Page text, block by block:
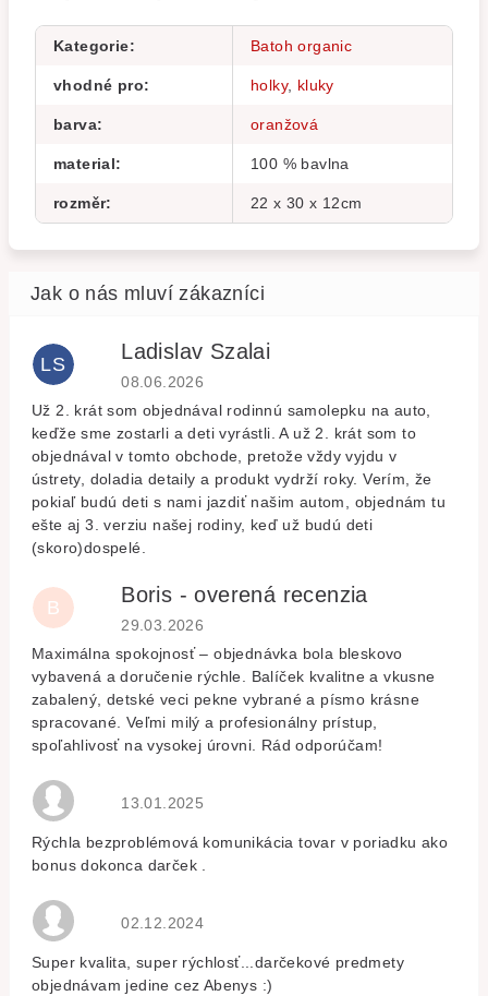
Kategorie: Batoh organic
vhodné pro: holky, kluky
barva: oranžová
material: 100 % bavlna
rozměr: 22 x 30 x 12cm
LS
Ladislav Szalai
Hodnocení obchodu je 5 z 5 hvězdiček.
08.06.2026
Už 2. krát som objednával rodinnú samolepku na auto,
keďže sme zostarli a deti vyrástli. A už 2. krát som to
objednával v tomto obchode, pretože vždy vyjdu v
ústrety, doladia detaily a produkt vydrží roky. Verím, že
pokiaľ budú deti s nami jazdiť našim autom, objednám tu
ešte aj 3. verziu našej rodiny, keď už budú deti
(skoro)dospelé.
B
Boris - overená recenzia
Hodnocení obchodu je 5 z 5 hvězdiček.
29.03.2026
Maximálna spokojnosť – objednávka bola bleskovo
vybavená a doručenie rýchle. Balíček kvalitne a vkusne
zabalený, detské veci pekne vybrané a písmo krásne
spracované. Veľmi milý a profesionálny prístup,
spoľahlivosť na vysokej úrovni. Rád odporúčam!
Hodnocení obchodu je 5 z 5 hvězdiček.
13.01.2025
Rýchla bezproblémová komunikácia tovar v poriadku ako
bonus dokonca darček .
Hodnocení obchodu je 5 z 5 hvězdiček.
02.12.2024
Super kvalita, super rýchlosť...darčekové predmety
objednávam jedine cez Abenys :)